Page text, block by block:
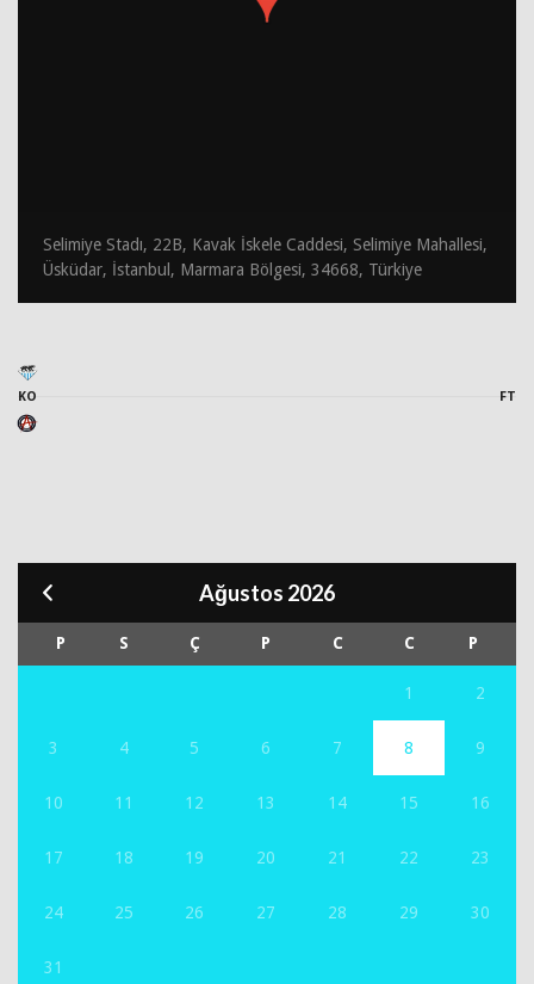
Selimiye Stadı, 22B, Kavak İskele Caddesi, Selimiye Mahallesi,
Üsküdar, İstanbul, Marmara Bölgesi, 34668, Türkiye
KO FT
Ağustos 2026
P S Ç P C C P
1 2
3 4 5 6 7 8 9
10 11 12 13 14 15 16
17 18 19 20 21 22 23
24 25 26 27 28 29 30
31